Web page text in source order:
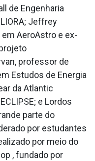
de Engenharia
Jeffrey
AeroAstro e ex-
professor de
Estudos de Energia
da Atlantic
e Lordos
parte do
por estudantes
por meio do
, fundado por